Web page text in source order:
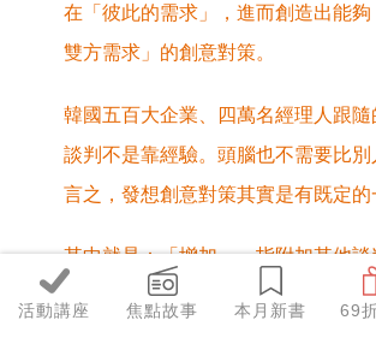
活動講座 焦點故事 本月新書 69
在「彼此的需求」，進而創造出能夠
雙方需求」的創意對策。
韓國五百大企業、四萬名經理人跟
談判不是靠經驗。頭腦也不需要比別
言之，發想創意對策其實是有既定的
其中就是：「增加」，指附加其他
滿足對方其他需求。